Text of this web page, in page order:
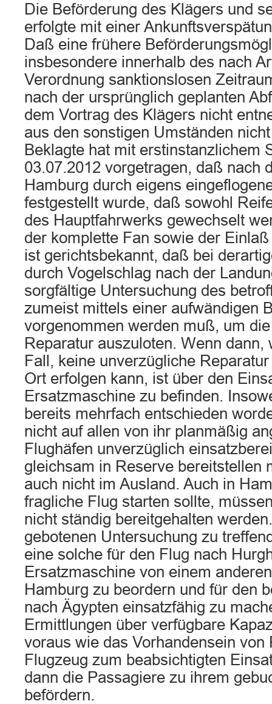
Die Beförderung des Klägers und
erfolgte mit einer
Daß eine frühere
insbesondere innerhalb des nach
Verordnung sanktionslosen
nach der ursprünglich geplanten
dem Vortrag des Klägers nicht
aus den sonstigen Umständen
Beklagte hat mit erstinstanzlichem
03.07.2012 vorgetragen, daß nach
Hamburg durch eigens
festgestellt wurde, daß sowohl
des Hauptfahrwerks gewechselt
der komplette Fan sowie der
ist gerichtsbekannt, daß bei
durch Vogelschlag nach der
sorgfältige Untersuchung des
zumeist mittels einer aufwändigen
vorgenommen werden muß, um
Reparatur auszuloten. Wenn
Fall, keine unverzügliche
Ort erfolgen kann, ist über den
Ersatzmaschine zu befinden.
bereits mehrfach entschieden
nicht auf allen von ihr planmäßig
Flughäfen unverzüglich
gleichsam in Reserve bereitstellen
auch nicht im Ausland. Auch in
fragliche Flug starten sollte,
nicht ständig bereitgehalten
gebotenen Untersuchung zu
eine solche für den Flug nach
Ersatzmaschine von einem
Hamburg zu beordern und für den
nach Ägypten einsatzfähig zu
Ermittlungen über verfügbare
voraus wie das Vorhandensein von
Flugzeug zum beabsichtigten
dann die Passagiere zu ihrem
befördern.